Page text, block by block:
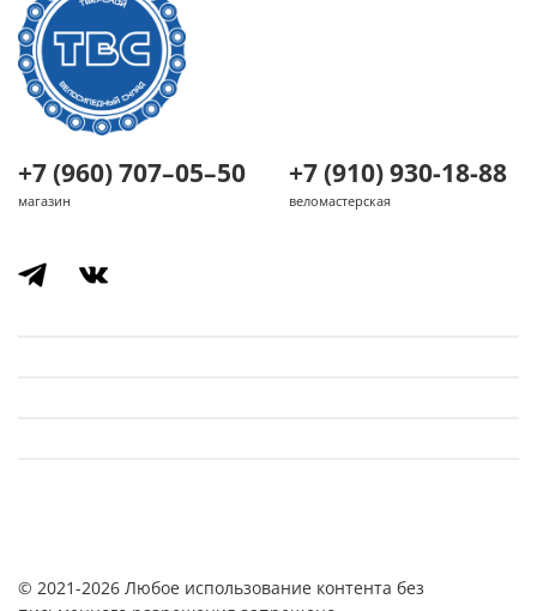
+7 (960) 707–05–50
магазин
+7 (910) 930-18-88
веломастерская
© 2021-2026 Любое использование контента без